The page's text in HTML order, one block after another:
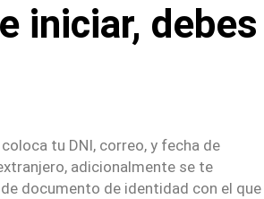
iniciar, debes
tu DNI, correo, y fecha de
adicionalmente se te
documento de identidad con el que